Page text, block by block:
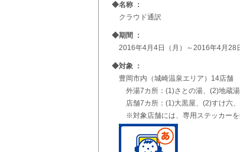
◆名称 ：
クラウド通訳
◆期間 ：
2016年4月4日（月）～2016年4月28
◆対象 ：
豊岡市内（城崎温泉エリア）14店舗
外湯7カ所：(1)さとの湯、(2)地蔵
店舗7カ所：(1)大黒屋、(2)すけ六
※対象店舗には、専用ステッカーを